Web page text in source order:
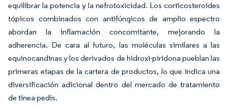
equilibrar la potencia y la nefrotoxicidad. Los corticosteroides
tópicos combinados con antifúngicos de amplio espectro
abordan la inflamación concomitante, mejorando la
adherencia. De cara al futuro, las moléculas similares a las
equinocandinas y los derivados de hidroxi-piridona pueblan las
primeras etapas de la cartera de productos, lo que indica una
diversificación adicional dentro del mercado de tratamiento
de tinea pedis.